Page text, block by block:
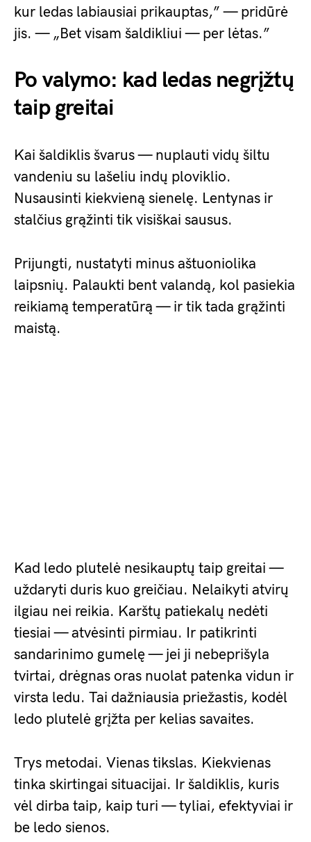
kur ledas labiausiai prikauptas,” — pridūrė
jis. — „Bet visam šaldikliui — per lėtas.”
Po valymo: kad ledas negrįžtų
taip greitai
Kai šaldiklis švarus — nuplauti vidų šiltu
vandeniu su lašeliu indų ploviklio.
Nusausinti kiekvieną sienelę. Lentynas ir
stalčius grąžinti tik visiškai sausus.
Prijungti, nustatyti minus aštuoniolika
laipsnių. Palaukti bent valandą, kol pasiekia
reikiamą temperatūrą — ir tik tada grąžinti
maistą.
Kad ledo plutelė nesikauptų taip greitai —
uždaryti duris kuo greičiau. Nelaikyti atvirų
ilgiau nei reikia. Karštų patiekalų nedėti
tiesiai — atvėsinti pirmiau. Ir patikrinti
sandarinimo gumelę — jei ji nebeprišyla
tvirtai, drėgnas oras nuolat patenka vidun ir
virsta ledu. Tai dažniausia priežastis, kodėl
ledo plutelė grįžta per kelias savaites.
Trys metodai. Vienas tikslas. Kiekvienas
tinka skirtingai situacijai. Ir šaldiklis, kuris
vėl dirba taip, kaip turi — tyliai, efektyviai ir
be ledo sienos.